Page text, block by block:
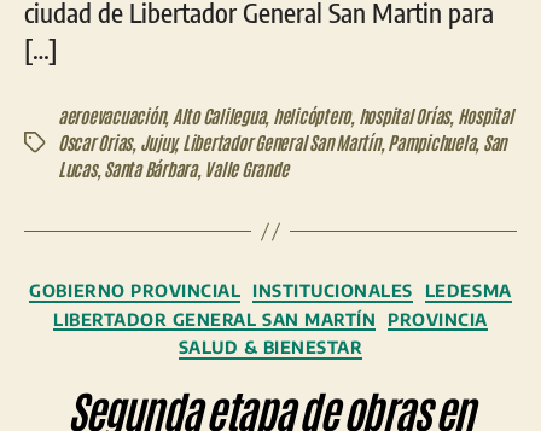
ciudad de Libertador General San Martin para
[…]
Etiquetas
aeroevacuación, Alto Calilegua, helicóptero, hospital Orías, Hospital
Oscar Orias, Jujuy,Libertador General San Martín, Pampichuela, San
Lucas, Santa Bárbara, Valle Grande
Categorías
GOBIERNO PROVINCIAL INSTITUCIONALES
LEDESMA
LIBERTADOR GENERAL SAN MARTÍN
PROVINCIA
SALUD & BIENESTAR
Segunda etapa de obras en